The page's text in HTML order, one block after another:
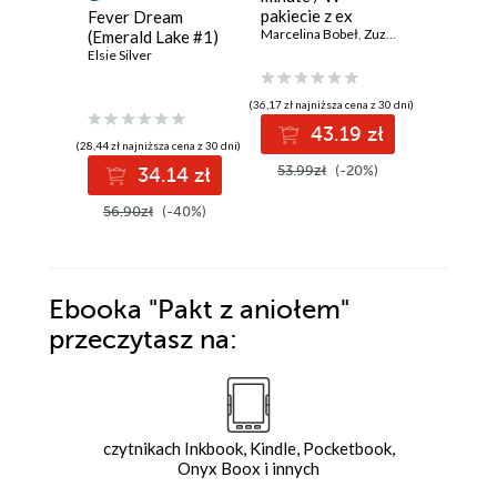
Fever Dream
(Emerald Lake #1)
Elsie Silver
(28,44 zł najniższa cena z 30 dni)
34.14 zł
56.90zł (-40%)
pakiecie z ex
Marcelina Bobeł, Zuzanna Kulik
(36,17 zł najniższa cena z 30 dni)
43.19 zł
53.99zł (-20%)
Ebooka "Pakt z aniołem"
przeczytasz na:
czytnikach Inkbook, Kindle, Pocketbook,
Onyx Boox i innych